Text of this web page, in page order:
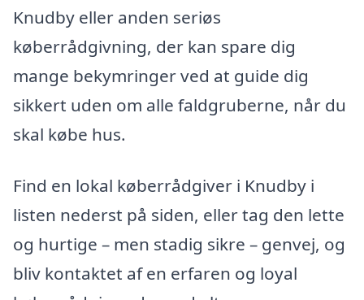
Knudby eller anden seriøs
køberrådgivning, der kan spare dig
mange bekymringer ved at guide dig
sikkert uden om alle faldgruberne, når du
skal købe hus.
Find en lokal køberrådgiver i Knudby i
listen nederst på siden, eller tag den lette
og hurtige – men stadig sikre – genvej, og
bliv kontaktet af en erfaren og loyal